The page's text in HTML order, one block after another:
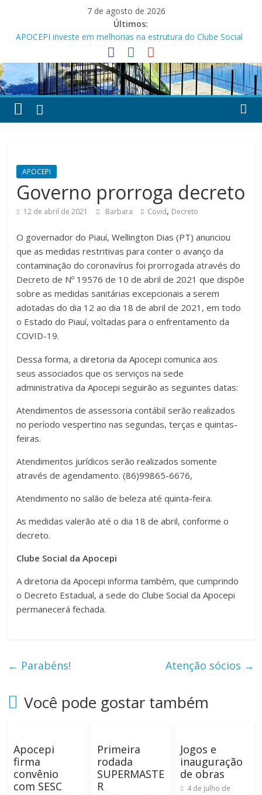
7 de agosto de 2026
Últimos:
APOCEPI investe em melhorias na estrutura do Clube Social
Festa dos Pais e das Mães da APOCEPI
APOCEPI conquista a primeira vitória no Campeonato 50tão!
Parabéns!
Felicidades!
APOCEPI
Governo prorroga decreto
12 de abril de 2021 Barbara Covid, Decreto
O governador do Piauí, Wellington Dias (PT) anunciou
que as medidas restritivas para conter o avanço da
contaminação do coronavírus foi prorrogada através do
Decreto de Nº 19576 de 10 de abril de 2021 que dispõe
sobre as medidas sanitárias excepcionais a serem
adotadas do dia 12 ao dia 18 de abril de 2021, em todo
o Estado do Piauí, voltadas para o enfrentamento da
COVID-19.
Dessa forma, a diretoria da Apocepi comunica aos
seus associados que os serviços na sede
administrativa da Apocepi seguirão as seguintes datas:
Atendimentos de assessoria contábil serão realizados
no período vespertino nas segundas, terças e quintas-
feiras.
Atendimentos jurídicos serão realizados somente
através de agendamento. (86)99865-6676,
Atendimento no salão de beleza até quinta-feira.
As medidas valerão até o dia 18 de abril, conforme o
decreto.
Clube Social da Apocepi
A diretoria da Apocepi informa também, que cumprindo
o Decreto Estadual, a sede do Clube Social da Apocepi
permanecerá fechada.
← Parabéns! Atenção sócios →
Você pode gostar também
Apocepi
firma
convênio
com SESC
Primeira
rodada
SUPERMASTE
R
Jogos e
inauguração
de obras
4 de julho de